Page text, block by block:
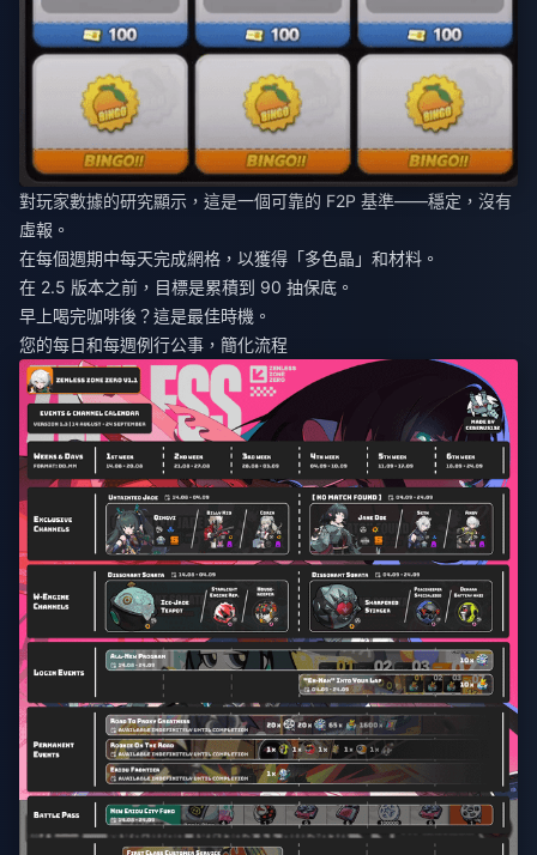
對玩家數據的研究顯示，這是一個可靠的 F2P 基準——穩定，沒有
虛報。
在每個週期中每天完成網格，以獲得「多色晶」和材料。
在 2.5 版本之前，目標是累積到 90 抽保底。
早上喝完咖啡後？這是最佳時機。
您的每日和每週例行公事，簡化流程